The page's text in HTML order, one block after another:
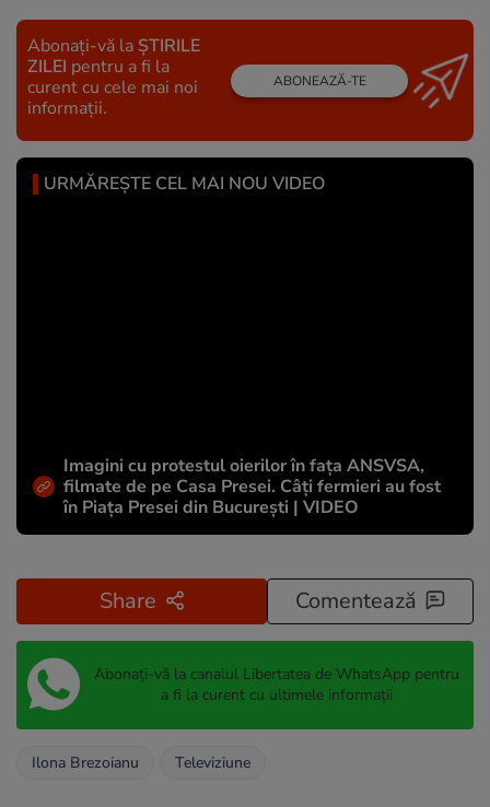
Abonați-vă la ȘTIRILE
ZILEI pentru a fi la
curent cu cele mai noi
informații.
ABONEAZĂ-TE
URMĂREȘTE CEL MAI NOU VIDEO
Imagini cu protestul oierilor în fața ANSVSA,
filmate de pe Casa Presei. Câți fermieri au fost
în Piața Presei din București | VIDEO
Share Comentează
Abonați-vă la canalul Libertatea de WhatsApp pentru
a fi la curent cu ultimele informații
Ilona Brezoianu Televiziune